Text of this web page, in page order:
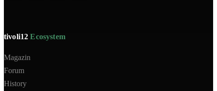
tivoli12Ecosystem
Magazin
Forum
History